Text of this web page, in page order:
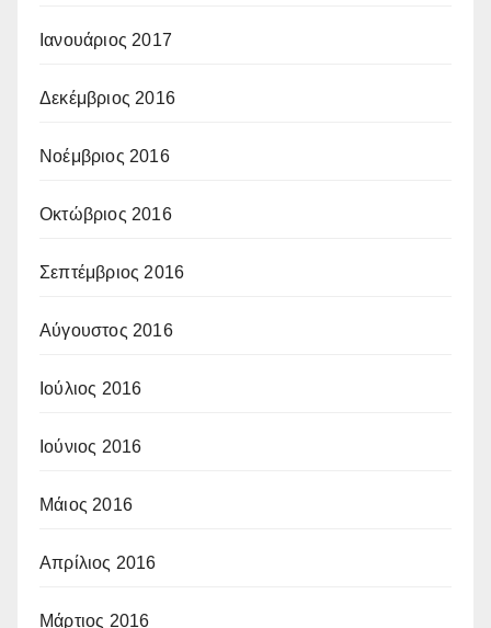
Ιανουάριος 2017
Δεκέμβριος 2016
Νοέμβριος 2016
Οκτώβριος 2016
Σεπτέμβριος 2016
Αύγουστος 2016
Ιούλιος 2016
Ιούνιος 2016
Μάιος 2016
Απρίλιος 2016
Μάρτιος 2016